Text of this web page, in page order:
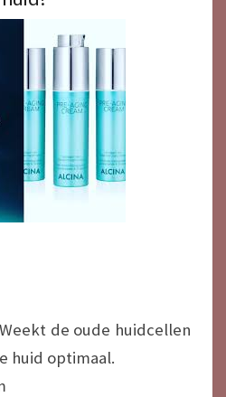
de oude huidcellen
huid optimaal.